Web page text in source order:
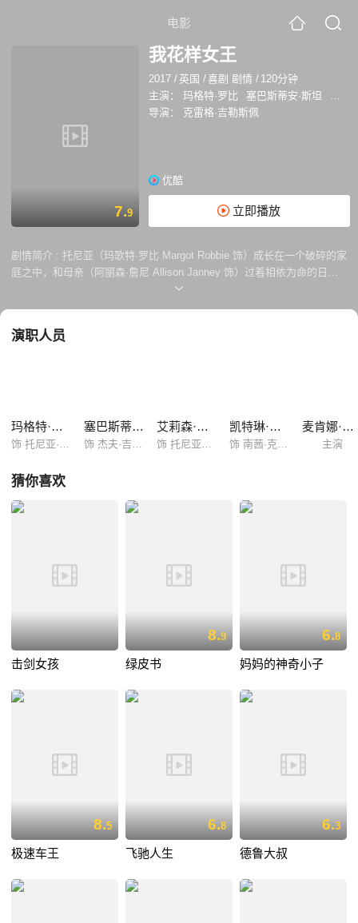
电影
7.9
我花样女王
2017 / 英国 /喜剧 剧情 / 120分钟
主演：
玛格特·罗比 塞巴斯蒂安·斯坦
艾莉
导演：
克雷格·吉勒斯佩
优酷
立即播放
剧情简介 : 托尼亚（玛歌特·罗比 Margot Robbie 饰）成长在一个破碎的家
庭之中，和母亲（阿丽森·詹尼 Allison Janney 饰）过着相依为命的日
子。托尼亚的母亲是一个冷若冰霜而又独断专行的女人，她在年仅3岁的
里，开始了训练。 托尼亚的全部童年几乎都是在冰上度过的，直到有一天
一个完成了这个动作的运动员，托尼亚因此名声大噪。
演职人员
玛格特·罗比 塞巴斯蒂安·斯坦 艾莉森·珍妮 凯特琳·卡弗 麦肯娜·格瑞丝
主演
猜你喜欢
击剑女孩
8.9
绿皮书
6.8
妈妈的神奇小子
8.5
极速车王
6.8
飞驰人生
6.3
德鲁大叔